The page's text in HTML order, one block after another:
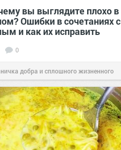
вы выглядите плохо в
Ошибки в сочетаниях с
и как их исправить
0
добра и сплошного жизненного
00:29Вчера